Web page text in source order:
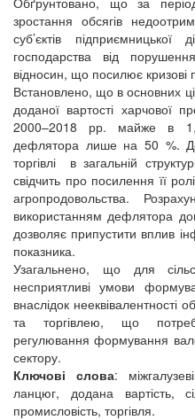
зростання обсягів
суб’єктів підприємницької
господарства від
відносин, що посилює кризові
Встановлено, що в основних
доданої вартості харчової
2000–2018 рр. майже в
дефлятора лише на 50 %.
торгівлі в загальній
свідчить про посилення її
агропродовольства.
використанням дефлятора
дозволяє припустити вплив
показника.
Узагальнено, що для
несприятливі умови
внаслідок нееквівалентності
та торгівлею, що
регулювання формування
сектору.
Ключові слова:
ланцюг, додана вартість,
промисловість, торгівля.